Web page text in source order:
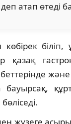
атап өтеді
біліп,